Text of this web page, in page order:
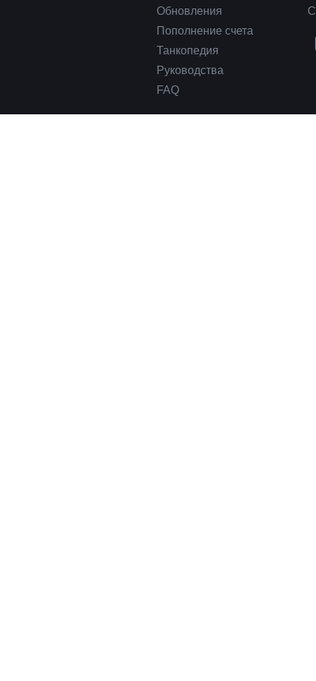
Обновления
Пополнение счета
Танкопедия
Руководства
FAQ